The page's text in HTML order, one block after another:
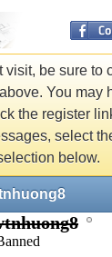
visit, be sure to
You may
the register
select
below.